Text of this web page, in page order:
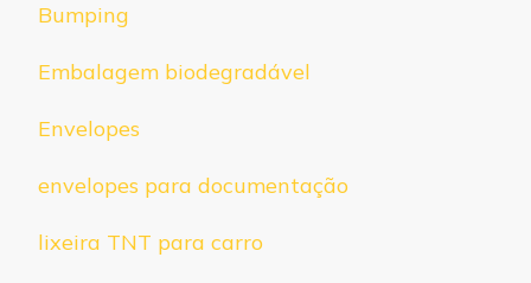
Bumping
Embalagem biodegradável
Envelopes
envelopes para documentação
lixeira TNT para carro